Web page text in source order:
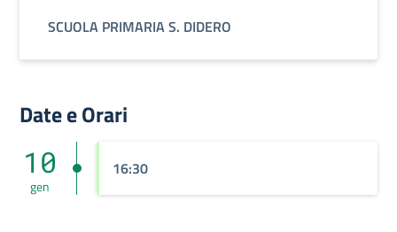
SCUOLA PRIMARIA S. DIDERO
Date e Orari
10
gen
16:30